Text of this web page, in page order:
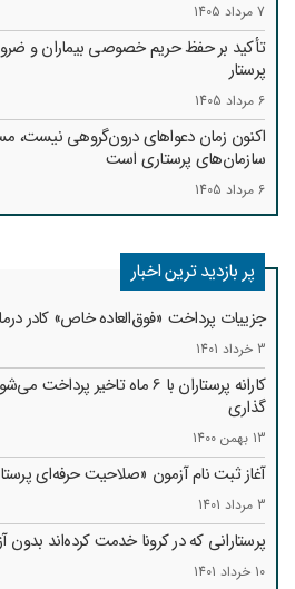
7 مرداد 1405
تأکید بر حفظ حریم خصوصی بیماران و
پرستار
6 مرداد 1405
اکنون زمان دعواهای درون‌گروهی نیست،
سازمان‌های پرستاری است
6 مرداد 1405
پر بازدید ترین اخبار
جزییات پرداخت «فوق‌العاده خاص» کادر
3 خرداد 1401
کارانه‌ پرستاران با 6 ماه
گذاری
13 بهمن 1400
آغاز ثبت نام آزمون «صلاحیت حرفه‌ای
3 مرداد 1401
پرستارانی که در کرونا خدمت کرد‌ه‌اند
10 خرداد 1401